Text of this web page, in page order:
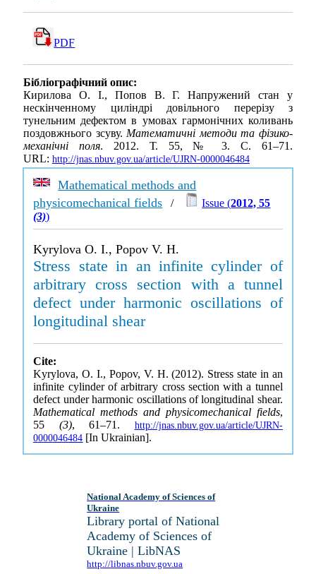
PDF
Бібліографічний опис:
Кирилова О. І., Попов В. Г. Напружений стан у
нескінченному циліндрі довільного перерізу з
тунельним дефектом в умовах гармонічних коливань
поздовжнього зсуву.Математичні методи та фізико-
механічні поля. 2012. Т. 55, № 3. С. 61–71.
URL: http://jnas.nbuv.gov.ua/article/UJRN-0000046484
Mathematical methods and
physicomechanical fields / Issue (2012, 55
(3))
Kyrylova O. I., Popov V. H.
Stress state in an infinite cylinder of
arbitrary cross section with a tunnel
defect under harmonic oscillations of
longitudinal shear
Cite:
Kyrylova, O. I., Popov, V. H. (2012). Stress state in an
infinite cylinder of arbitrary cross section with a tunnel
defect under harmonic oscillations of longitudinal shear.
Mathematical methods and physicomechanical fields,
55 (3), 61–71. http://jnas.nbuv.gov.ua/article/UJRN-
0000046484 [In Ukrainian].
National Academy of Sciences of
Ukraine
Library portal of National
Academy of Sciences of
Ukraine | LibNAS
http://libnas.nbuv.gov.ua